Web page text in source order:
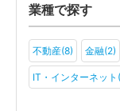
業種で探す
不動産(8) 金融(2)
IT・インターネット